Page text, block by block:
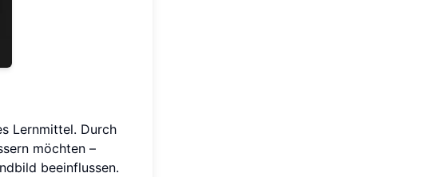
Lernmittel. Durch
möchten –
beeinflussen.